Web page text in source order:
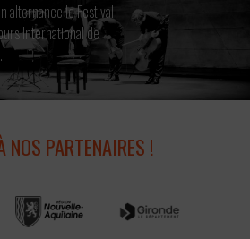
alternance le Festival
International de
NOS PARTENAIRES !